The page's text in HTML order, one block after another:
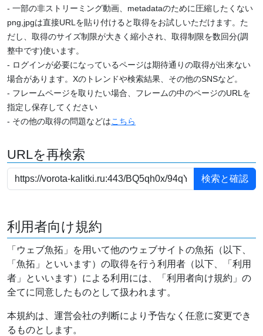
- 一部の非ストリーミング動画、metadataのために圧縮したくない
png,jpgは直接URLを貼り付けると取得をお試しいただけます。た
だし、取得のサイズ制限が大きく縮小され、取得制限を数回分(調
整中です)使います。
- ログインが必要になっているページは期待通りの取得が出来ない
場合があります。Xのトレンドや検索結果、その他のSNSなど。
- フレームページを取りたい場合、フレームの中のページのURLを
指定し保存してください
- その他の取得の問題などはこちら
URLを再検索
利用者向け規約
「ウェブ魚拓」を用いて他のウェブサイトの魚拓（以下、
「魚拓」といいます）の取得を行う利用者（以下、「利用
者」といいます）による利用には、「利用者向け規約」の
全てに同意したものとして扱われます。
本規約は、運営会社の判断により予告なく任意に変更でき
るものとします。